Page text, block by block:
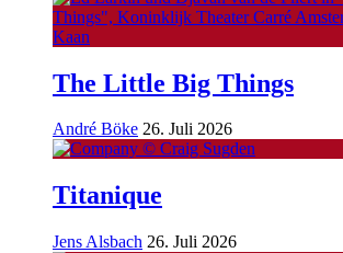
The Little Big Things
André Böke 26. Juli 2026
Titanique
Jens Alsbach 26. Juli 2026